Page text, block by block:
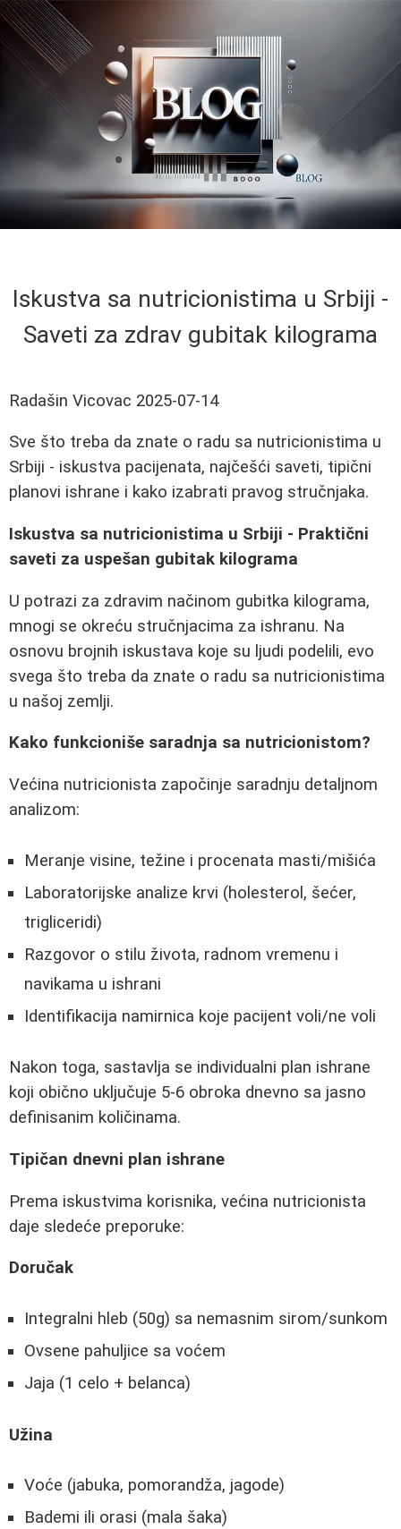
Iskustva sa nutricionistima u Srbiji -
Saveti za zdrav gubitak kilograma
Radašin Vicovac 2025-07-14
Sve što treba da znate o radu sa nutricionistima u
Srbiji - iskustva pacijenata, najčešći saveti, tipični
planovi ishrane i kako izabrati pravog stručnjaka.
Iskustva sa nutricionistima u Srbiji - Praktični
saveti za uspešan gubitak kilograma
U potrazi za zdravim načinom gubitka kilograma,
mnogi se okreću stručnjacima za ishranu. Na
osnovu brojnih iskustava koje su ljudi podelili, evo
svega što treba da znate o radu sa nutricionistima
u našoj zemlji.
Kako funkcioniše saradnja sa nutricionistom?
Većina nutricionista započinje saradnju detaljnom
analizom:
Meranje visine, težine i procenata masti/mišića
Laboratorijske analize krvi (holesterol, šećer,
trigliceridi)
Razgovor o stilu života, radnom vremenu i
navikama u ishrani
Identifikacija namirnica koje pacijent voli/ne voli
Nakon toga, sastavlja se individualni plan ishrane
koji obično uključuje 5-6 obroka dnevno sa jasno
definisanim količinama.
Tipičan dnevni plan ishrane
Prema iskustvima korisnika, većina nutricionista
daje sledeće preporuke:
Doručak
Integralni hleb (50g) sa nemasnim sirom/sunkom
Ovsene pahuljice sa voćem
Jaja (1 celo + belanca)
Užina
Voće (jabuka, pomorandža, jagode)
Bademi ili orasi (mala šaka)